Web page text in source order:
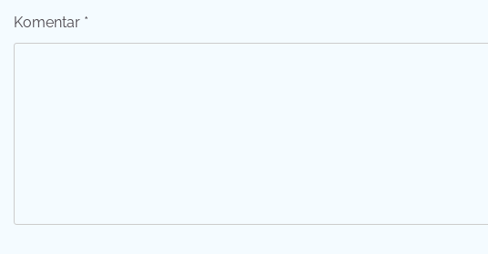
Komentar *